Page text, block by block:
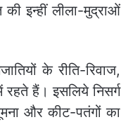
इन्हीं लीला-मुद्राओं
के रीति-रिवाज,
हैं। इसलिये निसर्ग
और कीट-पतंगों का